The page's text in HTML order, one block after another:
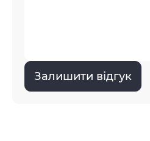
Залишити відгук